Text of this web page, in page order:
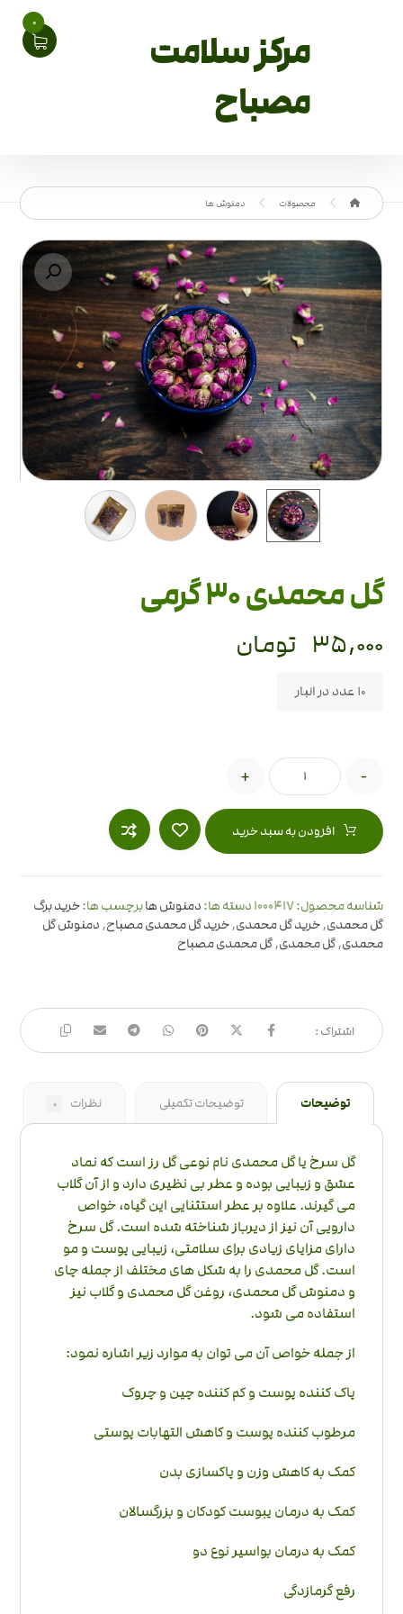
مرکز سلامت
مصباح
0
محصولات دمنوش ها
بزرگنمایی تصویر
گل محمدی 30 گرمی
۳۵,۰۰۰ تومان
10 عدد در انبار
-
+
افزودن به سبد خرید
شناسه محصول:1000417 دسته ها: دمنوش هابرچسب ها:خرید برگ
گل محمدی,خرید گل محمدی,خرید گل محمدی مصباح, دمنوش گل
محمدی,گل محمدی,گل محمدی مصباح
توضیحات توضیحات تکمیلی نظرات 0
گل سرخ یا گل محمدی نام نوعی گل رز است که نماد
عشق و زیبایی بوده و عطر بی نظیری دارد و از آن گلاب
می گیرند. علاوه بر عطر استثنایی این گیاه، خواص
دارویی آن نیز از دیرباز شناخته شده است. گل سرخ
دارای مزایای زیادی برای سلامتی، زیبایی پوست و مو
است. گل محمدی را به شکل های مختلف از جمله چای
و دمنوش گل محمدی، روغن گل محمدی و گلاب نیز
استفاده می شود.
از جمله خواص آن می توان به موارد زیر اشاره نمود:
پاک کننده پوست و کم کننده چین و چروک
مرطوب کننده پوست و کاهش التهابات پوستی
کمک به کاهش وزن و پاکسازی بدن
کمک به درمان یبوست کودکان و بزرگسالان
کمک به درمان بواسیر نوع دو
رفع گرمازدگی